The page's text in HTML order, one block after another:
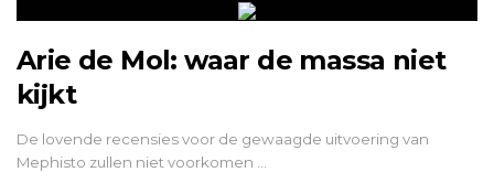
Arie de Mol: waar de massa niet
kijkt
De lovende recensies voor de gewaagde uitvoering van
Mephisto zullen niet voorkomen …